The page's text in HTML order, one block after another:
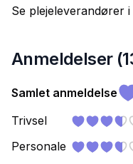
Se plejeleverandører i
Anmeldelser (
Samlet anmeldelse
Trivsel
Personale